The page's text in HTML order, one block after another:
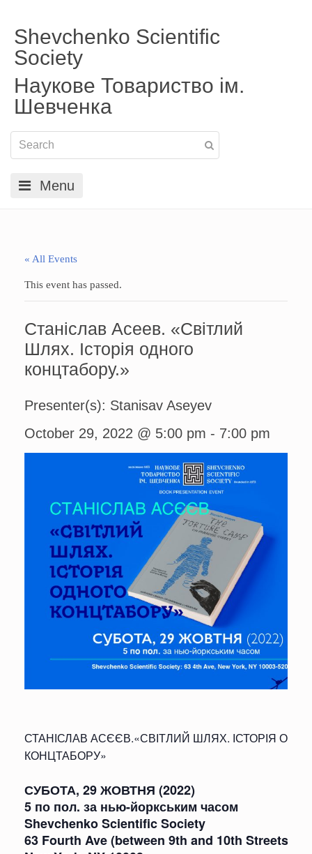
Shevchenko Scientific
Society
Наукове Товариство ім.
Шевченка
Menu
« All Events
This event has passed.
Станіслав Асеев. «Світлий
Шлях. Історія одного
концтабору.»
Presenter(s): Stanisav Aseyev
October 29, 2022 @ 5:00 pm - 7:00 pm
СТАНІСЛАВ АСЄЄВ.«СВІТЛИЙ ШЛЯХ. ІСТОРІЯ
КОНЦТАБОРУ»
СУБОТА, 29 ЖОВТНЯ (2022)
5 по пол. за нью-йоркським часом
Shevchenko Scientific Society
63 Fourth Ave (between 9th and 10th Streets)